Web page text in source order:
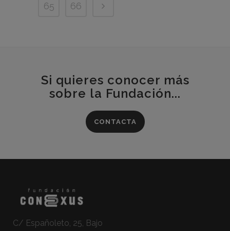
65
66
Si quieres conocer más
sobre la Fundación...
CONTACTA
C/ Españoleto, 25, Bajo